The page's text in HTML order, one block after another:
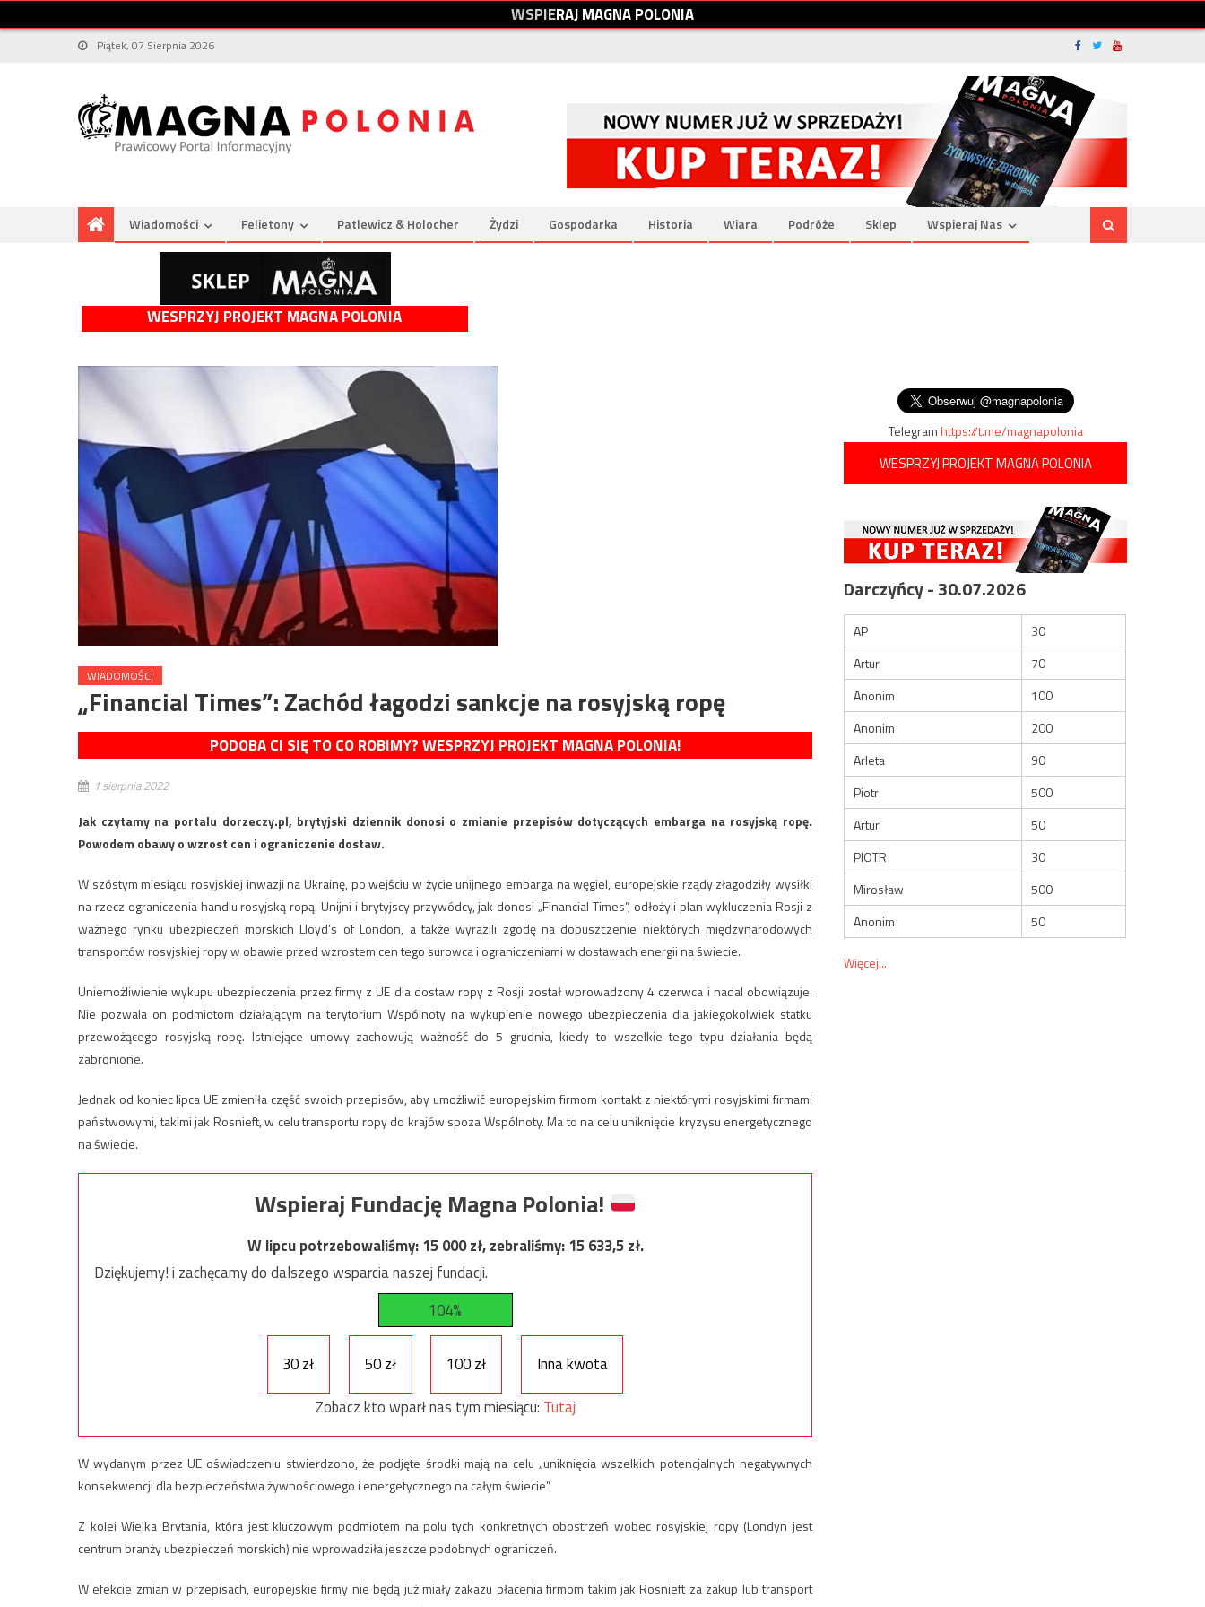
WSPIERAJMAGNAPOLONIA
Piątek, 07 Sierpnia 2026
Wiadomości Felietony Patlewicz & Holocher Żydzi Gospodarka Historia Wiara Podróże Sklep Wspieraj Nas
WESPRZYJ PROJEKT MAGNA POLONIA
WIADOMOŚCI
„Financial Times”: Zachód łagodzi sankcje na rosyjską ropę
PODOBA CI SIĘ TO CO ROBIMY? WESPRZYJ PROJEKT MAGNA POLONIA!
1 sierpnia 2022
Jak czytamy na portalu dorzeczy.pl, brytyjski dziennik donosi o zmianie przepisów dotyczących embarga na rosyjską ropę.
Powodem obawy o wzrost cen i ograniczenie dostaw.
W szóstym miesiącu rosyjskiej inwazji na Ukrainę, po wejściu w życie unijnego embarga na węgiel, europejskie rządy złagodziły wysiłki
na rzecz ograniczenia handlu rosyjską ropą. Unijni i brytyjscy przywódcy, jak donosi „Financial Times”, odłożyli plan wykluczenia Rosji z
ważnego rynku ubezpieczeń morskich Lloyd’s of London, a także wyrazili zgodę na dopuszczenie niektórych międzynarodowych
transportów rosyjskiej ropy w obawie przed wzrostem cen tego surowca i ograniczeniami w dostawach energii na świecie.
Uniemożliwienie wykupu ubezpieczenia przez firmy z UE dla dostaw ropy z Rosji został wprowadzony 4 czerwca i nadal obowiązuje.
Nie pozwala on podmiotom działającym na terytorium Wspólnoty na wykupienie nowego ubezpieczenia dla jakiegokolwiek statku
przewożącego rosyjską ropę. Istniejące umowy zachowują ważność do 5 grudnia, kiedy to wszelkie tego typu działania będą
zabronione.
Jednak od koniec lipca UE zmieniła część swoich przepisów, aby umożliwić europejskim firmom kontakt z niektórymi rosyjskimi firmami
państwowymi, takimi jak Rosnieft, w celu transportu ropy do krajów spoza Wspólnoty. Ma to na celu uniknięcie kryzysu energetycznego
na świecie.
Wspieraj Fundację Magna Polonia!
W lipcu potrzebowaliśmy:15 000zł, zebraliśmy:15 633,5zł.
Dziękujemy! i zachęcamy do dalszego wsparcia naszej fundacji.
104%
30 zł 50 zł 100 zł
Inna kwota
Zobacz kto wparł nas tym miesiącu: Tutaj
W wydanym przez UE oświadczeniu stwierdzono, że podjęte środki mają na celu „uniknięcia wszelkich potencjalnych negatywnych
konsekwencji dla bezpieczeństwa żywnościowego i energetycznego na całym świecie”.
Z kolei Wielka Brytania, która jest kluczowym podmiotem na polu tych konkretnych obostrzeń wobec rosyjskiej ropy (Londyn jest
centrum branży ubezpieczeń morskich) nie wprowadziła jeszcze podobnych ograniczeń.
W efekcie zmian w przepisach, europejskie firmy nie będą już miały zakazu płacenia firmom takim jak Rosnieft za zakup lub transport
Telegramhttps://t.me/magnapolonia
WESPRZYJ PROJEKT MAGNA POLONIA
Darczyńcy - 30.07.2026
AP
30
Artur
70
Anonim
100
Anonim
200
Arleta
90
Piotr
500
Artur
50
PIOTR
30
Mirosław
500
Anonim
50
Więcej...